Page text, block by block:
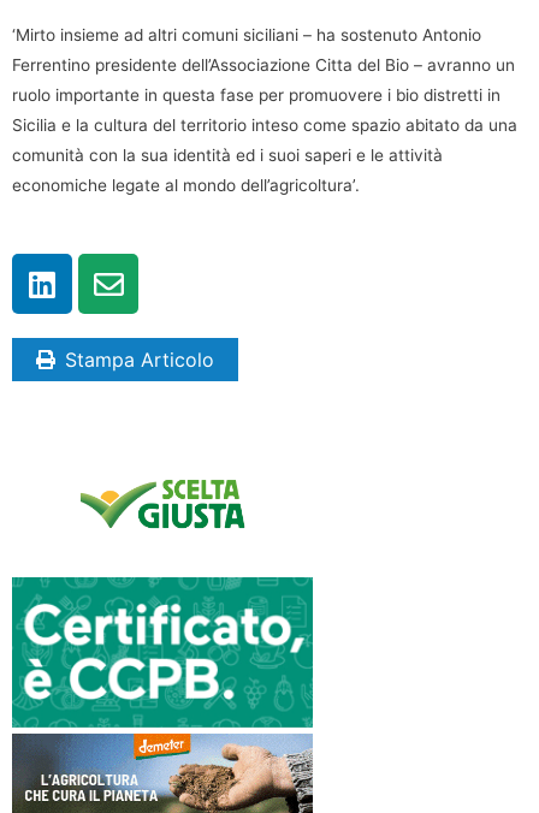
‘Mirto insieme ad altri comuni siciliani – ha sostenuto Antonio
Ferrentino presidente dell’Associazione Citta del Bio – avranno un
ruolo importante in questa fase per promuovere i bio distretti in
Sicilia e la cultura del territorio inteso come spazio abitato da una
comunità con la sua identità ed i suoi saperi e le attività
economiche legate al mondo dell’agricoltura’.
Stampa Articolo